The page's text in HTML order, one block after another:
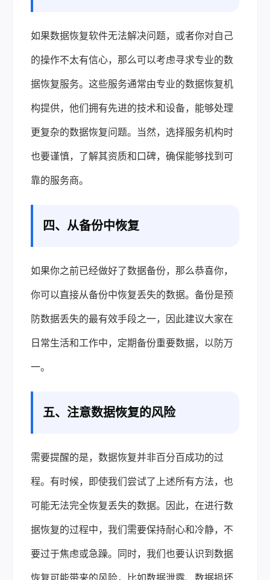
如果数据恢复软件无法解决问题，或者你对自己
的操作不太有信心，那么可以考虑寻求专业的数
据恢复服务。这些服务通常由专业的数据恢复机
构提供，他们拥有先进的技术和设备，能够处理
更复杂的数据恢复问题。当然，选择服务机构时
也要谨慎，了解其资质和口碑，确保能够找到可
靠的服务商。
四、从备份中恢复
如果你之前已经做好了数据备份，那么恭喜你，
你可以直接从备份中恢复丢失的数据。备份是预
防数据丢失的最有效手段之一，因此建议大家在
日常生活和工作中，定期备份重要数据，以防万
一。
五、注意数据恢复的风险
需要提醒的是，数据恢复并非百分百成功的过
程。有时候，即使我们尝试了上述所有方法，也
可能无法完全恢复丢失的数据。因此，在进行数
据恢复的过程中，我们需要保持耐心和冷静，不
要过于焦虑或急躁。同时，我们也要认识到数据